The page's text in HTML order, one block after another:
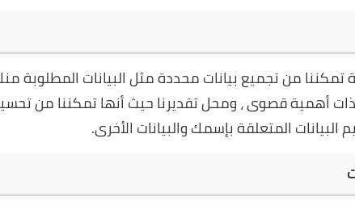
من تجميع بيانات محددة مثل البيانات المطلوبة
أهمية قصوى ، ومحل تقديرنا حيث أنها تمكننا من
المتعلقة بإسمك والبيانات الأخرى.